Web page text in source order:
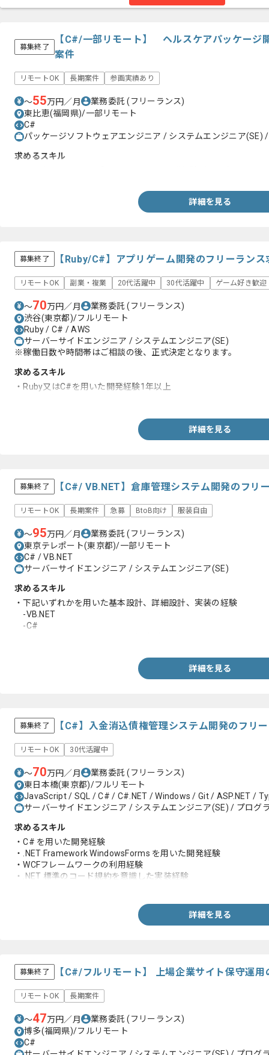
募集終了
【C#/一部リモート】 ヘルスケアパッケージ
案件
リモートOK 長期案件 参画実績あり
〜55万円／月 業務委託(フリーランス)
東比恵(福岡県)/一部リモート
C#
パッケージソフトウェアエンジニア / システムエンジニア(SE)
求めるスキル
詳細を見る
募集終了 【Ruby/C#】アプリゲーム開発のフリーラン
リモートOK 副業・複業 20代活躍中 30代活躍中 ゲーム好き歓迎
〜70万円／月 業務委託(フリーランス)
渋谷(東京都)/フルリモート
Ruby / C# / AWS
サーバーサイドエンジニア / システムエンジニア(SE)
※稼働日数や時間帯はご相談の後、正式決定となります。
求めるスキル
・Ruby又はC#を用いた開発経験1年以上
詳細を見る
募集終了 【C#/ VB.NET】倉庫管理システム開発のフリ
リモートOK 長期案件 急募 BtoB向け 服装自由
〜95万円／月 業務委託(フリーランス)
東京テレポート(東京都)/一部リモート
C# / VB.NET
サーバーサイドエンジニア / システムエンジニア(SE)
求めるスキル
・下記いずれかを用いた基本設計、詳細設計、実装の経験
-VB.NET
-C#
詳細を見る
募集終了 【C#】入金消込債権管理システム開発のフリ
リモートOK 30代活躍中
〜70万円／月 業務委託(フリーランス)
東日本橋(東京都)/フルリモート
JavaScript / SQL / C# / C#.NET / Windows / Git / ASP.NET /
サーバーサイドエンジニア / システムエンジニア(SE) / プログ
求めるスキル
・C# を用いた開発経験
・.NET Framework WindowsForms を用いた開発経験
・WCFフレームワークの利用経験
・.NET 標準のコード規約を意識した実装経験
詳細を見る
募集終了 【C#/フルリモート】 上場企業サイト保守運
リモートOK 長期案件
〜47万円／月 業務委託(フリーランス)
博多(福岡県)/フルリモート
C#